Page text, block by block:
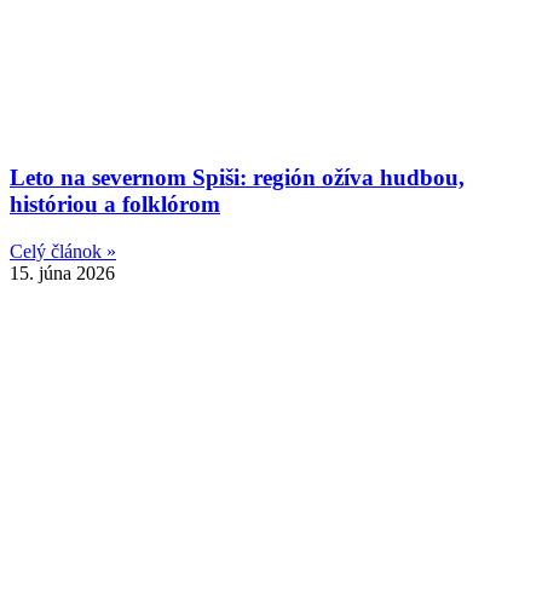
Leto na severnom Spiši: región ožíva hudbou,
históriou a folklórom
Celý článok »
15. júna 2026